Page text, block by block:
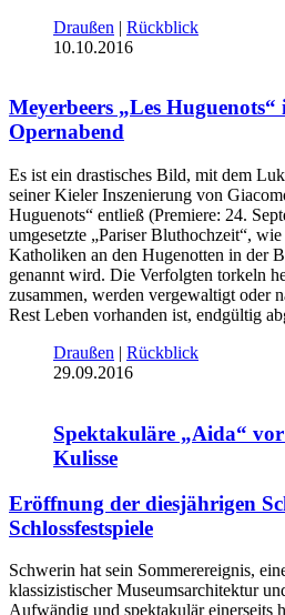
Draußen | Rückblick
10.10.2016
Meyerbeers „Les
Opernabend
Es ist ein drastisches Bild, mit dem
seiner Kieler Inszenierung von
Huguenots“ entließ (Premiere: 24.
umgesetzte „Pariser Bluthochzeit“,
Katholiken an den Hugenotten in der
genannt wird. Die Verfolgten torkeln
zusammen, werden vergewaltigt oder
Rest Leben vorhanden ist, endgültig
Draußen | Rückblick
29.09.2016
Spektakuläre „Aida“ vor
Kulisse
Eröffnung der diesjährigen
Schlossfestspiele
Schwerin hat sein Sommerereignis,
klassizistischer Museumsarchitektur
Aufwändig und spektakulär einerseits